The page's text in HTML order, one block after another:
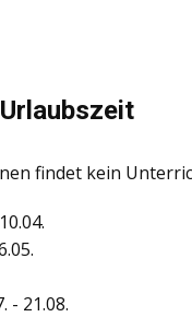
Urlaubszeit
findet kein
- 21.08.